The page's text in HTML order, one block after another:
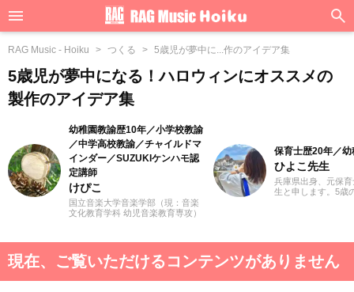
RAG Music - Hoiku つくる 5歳児が夢中に...作のアイデア集
5歳児が夢中になる！ハロウィンにオススメの
製作のアイデア集
幼稚園教諭歴10年／小学校教諭
／中学高校教諭／チャイルドマ
インダー／SUZUKIケンハモ認
定講師
けぴこ
国立音楽大学音楽学部（現：音楽
文化教育学科 幼児音楽教育専攻）
学卒業後は幼稚園教諭として10年
間、学童保育指導員として7年間勤
務した後、シンガポールのインタ
保育士歴20年／幼
ひよこ先生
兵庫県出身、元保
生と申します。5歳
感じながらも（笑
のまま働いてきま
は現場の経験をい
いきたいと思って
現在、ご覧いただけるコンテンツがありません